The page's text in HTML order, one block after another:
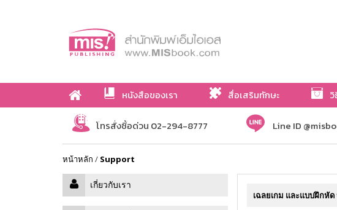
หนังสือของเรา สื่อเสริมทักษะ
เกี่ยวกับเรา
โทรสั่งซื้อด่วน 02-294-8777 Line ID
หน้าหลัก / Support
เกี่ยวกับเรา
เฉลยเกม และแบบฝึกหั